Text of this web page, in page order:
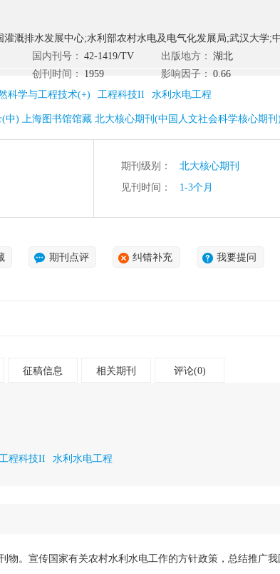
生态、工作经验、工程管理等。读者对象为从事节水灌溉行业
领域的技术人员、管理人员。 《中国农村水利水电》获首届
；湖北省优秀科技期刊；中国期刊方阵“双高”期刊。
溉排水发展中心;水利部农村水电及电气化发展局;武汉大学;中国国军灌排水
国内刊号： 42-1419/TV 出版地方：
湖北
创刊时间： 1959 影响因子：
0.66
科学与工程技术(+) 工程科技II 水利水电工程
中) 上海图书馆馆藏 北大核心期刊(中国人文社会科学核心期
期刊级别：
北大核心期刊
见刊时间：
1-3个月
期刊点评 纠错补充 我要提问
征稿信息 相关期刊 评论(0)
工程科技II 水利水电工程
物。宣传国家有关农村水利水电工作的方针政策，总结推广